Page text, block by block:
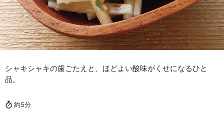
シャキシャキの歯ごたえと、ほどよい酸味がくせになるひと
品。
約5分